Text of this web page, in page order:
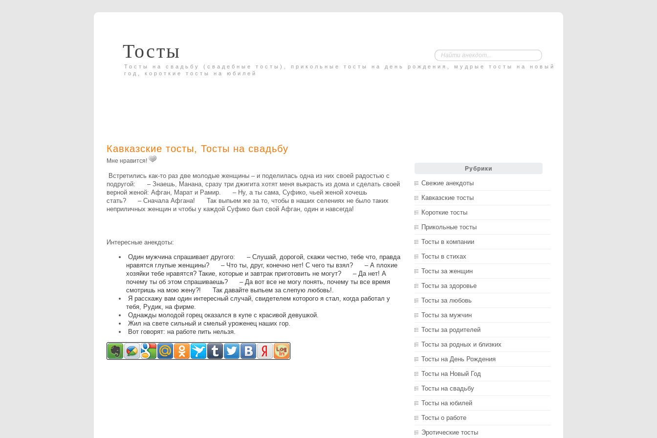
Тосты
Тосты на свадьбу (свадебные тосты), прикольные тосты на день рождения, мудрые тосты на новый
год, короткие тосты на юбилей
Кавказские тосты, Тосты на свадьбу
Мне нравится!
Встретились как-то раз две молодые женщины – и поделилась одна из них своей радостью с
подругой: – Знаешь, Манана, сразу три джигита хотят меня выкрасть из дома и сделать своей
верной женой: Афган, Марат и Рамир. – Ну, а ты сама, Суфико, чьей женой хочешь
стать? – Сначала Афгана! Так выпьем же за то, чтобы в наших селениях не было таких
неприличных женщин и чтобы у каждой Суфико был свой Афган, один и навсегда!
Интересные анекдоты:
Один мужчина спрашивает другого: – Слушай, дорогой, скажи честно, тебе что, правда
нравятся глупые женщины? – Что ты, друг, конечно нет! С чего ты взял? – А плохие
хозяйки тебе нравятся? Такие, которые и завтрак приготовить не могут? – Да нет! А
почему ты об этом спрашиваешь? – Да вот все не могу понять, почему ты все время
смотришь на мою жену?! Так давайте выпьем за слепую любовь!.
Я расскажу вам один интересный случай, свидетелем которого я стал, когда работал у
тебя, Рудик, на фирме.
Однажды молодой горец оказался в купе с красивой девушкой.
Жил на свете сильный и смелый уроженец наших гор.
Вот говорят: на работе пить нельзя.
Рубрики
Свежие анекдоты
Кавказские тосты
Короткие тосты
Прикольные тосты
Тосты в компании
Тосты в стихах
Тосты за женщин
Тосты за здоровье
Тосты за любовь
Тосты за мужчин
Тосты за родителей
Тосты за родных и близких
Тосты на День Рождения
Тосты на Новый Год
Тосты на свадьбу
Тосты на юбилей
Тосты о работе
Эротические тосты